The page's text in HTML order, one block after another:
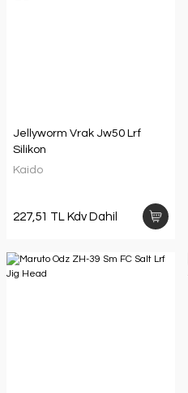
Jellyworm Vrak Jw50 Lrf
Silikon
Kaido
227,51 TL Kdv Dahil